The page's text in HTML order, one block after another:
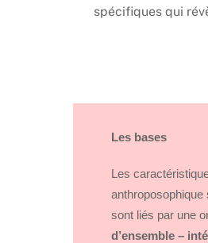
spécifiques qui
Les bases
Les
anthroposophique
sont liés par une
d’ensemble –